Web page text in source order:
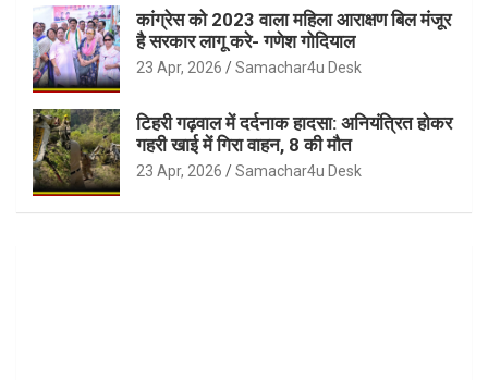
कांग्रेस को 2023 वाला महिला आराक्षण बिल मंजूर
है सरकार लागू करे- गणेश गोदियाल
23 Apr, 2026 Samachar4u Desk
टिहरी गढ़वाल में दर्दनाक हादसा: अनियंत्रित होकर
गहरी खाई में गिरा वाहन, 8 की मौत
23 Apr, 2026 Samachar4u Desk